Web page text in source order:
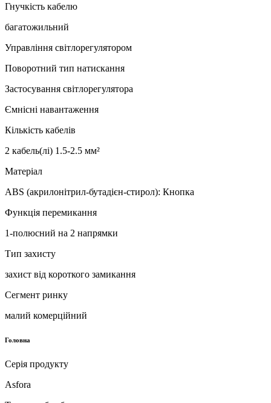
Гнучкість кабелю
багатожильний
Управління світлорегулятором
Поворотний тип натискання
Застосування світлорегулятора
Ємнісні навантаження
Кількість кабелів
2 кабель(лі) 1.5-2.5 мм²
Матеріал
ABS (акрилонітрил-бутадієн-стирол): Кнопка
Функція перемикання
1-полюсний на 2 напрямки
Тип захисту
захист від короткого замикання
Сегмент ринку
малий комерційний
Головна
Серія продукту
Asfora